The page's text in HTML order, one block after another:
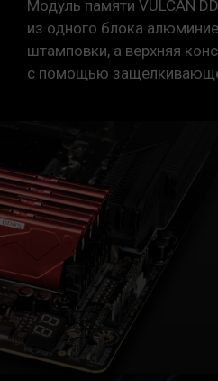
Модуль памяти VULCAN
из одного блока
штамповки, а верхняя
с помощью